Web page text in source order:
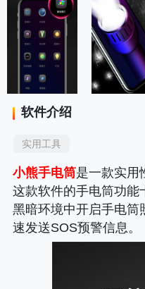
软件介绍
实用工具
小熊手电筒是一款实用
这款软件的手电筒功能
黑暗环境中开启手电筒
速发送SOS预警信息。